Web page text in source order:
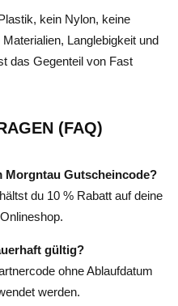
kein Nylon, keine
Langlebigkeit und
das Gegenteil von Fast
(FAQ)
Morgntau Gutscheincode?
du 10 % Rabatt auf deine
gültig?
ohne Ablaufdatum
werden.